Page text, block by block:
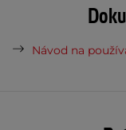
Návod na